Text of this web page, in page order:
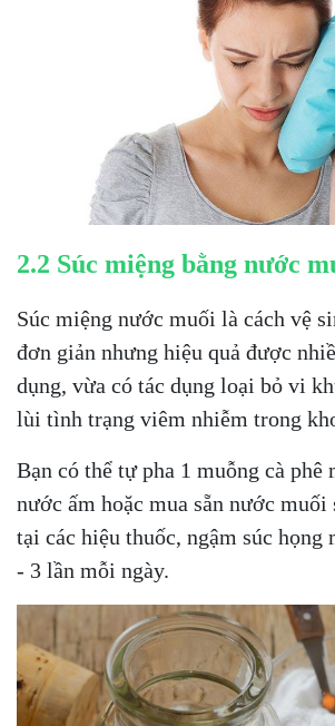
2.2 Súc miệng bằng nước
Súc miệng nước muối là cách vệ
đơn giản nhưng hiệu quả được
dụng, vừa có tác dụng loại bỏ vi
lùi tình trạng viêm nhiễm trong
Bạn có thể tự pha 1 muỗng cà phê
nước ấm hoặc mua sẵn nước muối
tại các hiệu thuốc, ngậm súc họng
- 3 lần mỗi ngày.